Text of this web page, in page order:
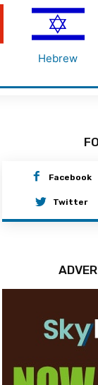
Hebrew
Facebook
Twitter